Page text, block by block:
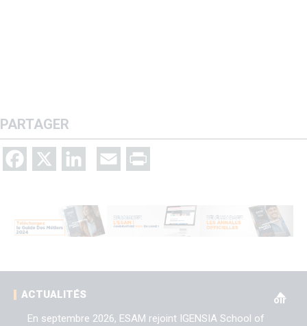
PARTAGER
Facebook LinkedIn Email
ACTUALITÉS
oir
En septembre 2026, ESAM rejoint IGENSIA School of